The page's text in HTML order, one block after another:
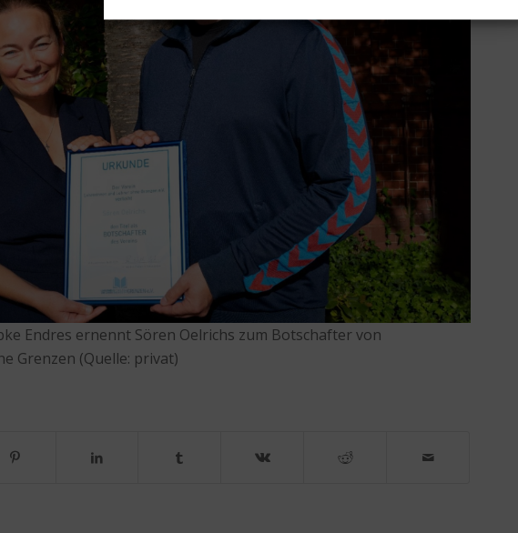
Endres ernennt Sören Oelrichs zum Botschafter von
Grenzen (Quelle: privat)